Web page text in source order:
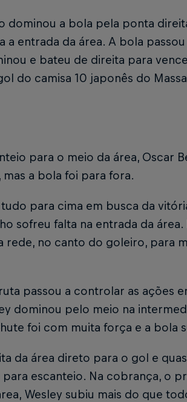
dominou a bola pela ponta
a entrada da área. A bola
e bateu de direita para
do camisa 10 japonês do
para o meio da área, Oscar
a bola foi para fora.
para cima em busca da
sofreu falta na entrada da área.
rede, no canto do goleiro, para
passou a controlar as ações
dominou pelo meio na
foi com muita força e a bola
da área direto para o gol e
escanteio. Na cobrança, o
Wesley subiu mais do que